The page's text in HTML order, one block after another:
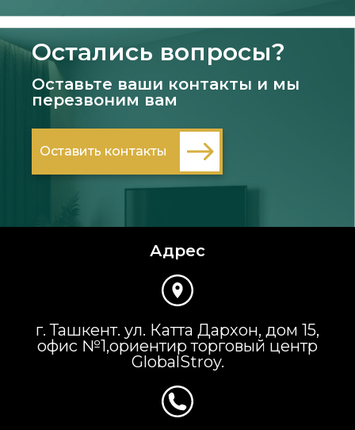
Остались вопросы?
Оставьте ваши контакты и мы
перезвоним вам
Оставить контакты
Адрес
г. Ташкент. ул. Катта Дархон, дом 15,
офис №1,ориентир торговый центр
GlobalStroy.